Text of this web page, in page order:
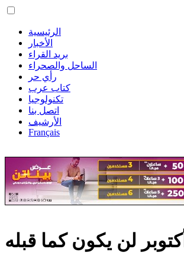
الرئيسية
الأخبار
بريد القراء
الساحل والصحراء
رأي حر
كتاب عرب
تكنولوجيا
اتصل بنا
الأرشيف
Français